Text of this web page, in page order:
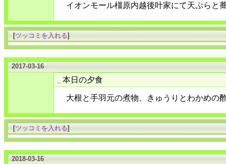
イオンモール橿原内越後叶家にて天ぷらと
[ツッコミを入れる]
2017-03-16
本日の夕食
大根と手羽元の煮物、きゅうりとわかめの
[ツッコミを入れる]
2018-03-16